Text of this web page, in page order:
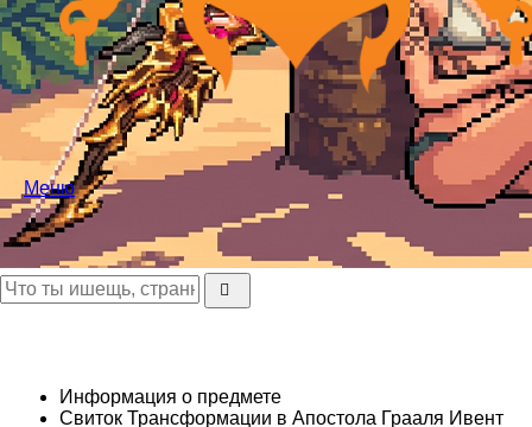
Меню
Информация о предмете
Свиток Трансформации в Апостола Грааля Ивент